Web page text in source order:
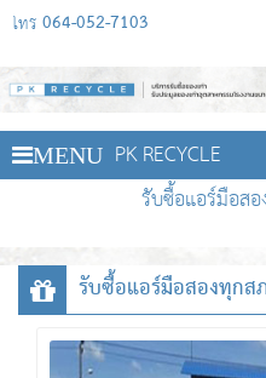
โทร 064-052-7103
MENU PK RECYCLE
รับซื้อแอร์มือส
รับซื้อแอร์มือสองทุกส